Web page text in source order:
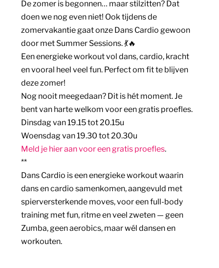
De zomer is begonnen… maar stilzitten? Dat
doen we nog even niet! Ook tijdens de
zomervakantie gaat onze Dans Cardio gewoon
door met Summer Sessions. 💃🔥
Een energieke workout vol dans, cardio, kracht
en vooral heel veel fun. Perfect om fit te blijven
deze zomer!
Nog nooit meegedaan? Dit is hét moment. Je
bent van harte welkom voor een gratis proefles.
Dinsdag van 19.15 tot 20.15u
Woensdag van 19.30 tot 20.30u
Meld je hier aan voor een gratis proefles.
**
Dans Cardio is een energieke workout waarin
dans en cardio samenkomen, aangevuld met
spierversterkende moves, voor een full-body
training met fun, ritme en veel zweten — geen
Zumba, geen aerobics, maar wél dansen en
workouten.